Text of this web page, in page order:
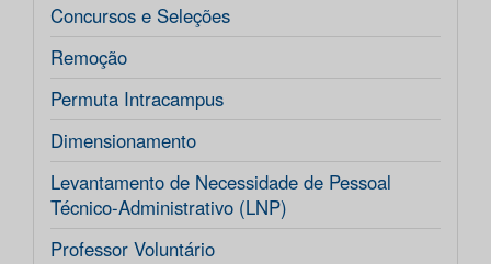
Concursos e Seleções
Remoção
Permuta Intracampus
Dimensionamento
Levantamento de Necessidade de Pessoal
Técnico-Administrativo (LNP)
Professor Voluntário